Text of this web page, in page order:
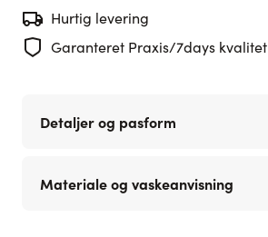
Hurtig levering
Garanteret Praxis/7days kvalitet
Detaljer og pasform
Materiale og vaskeanvisning